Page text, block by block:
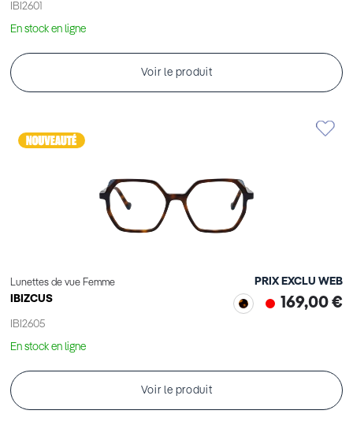
IBI2601
En stock en ligne
Voir le produit
Lunettes de vue Femme
IBIZCUS
IBI2605
PRIX EXCLU WEB
169,00 €
En stock en ligne
Voir le produit